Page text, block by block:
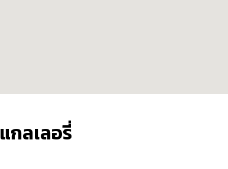
แกลเลอรี่